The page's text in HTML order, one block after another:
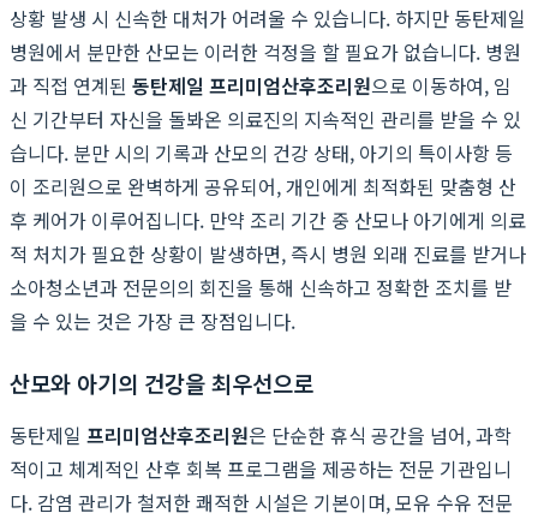
상황 발생 시 신속한 대처가 어려울 수 있습니다. 하지만 동탄제일
병원에서 분만한 산모는 이러한 걱정을 할 필요가 없습니다. 병원
과 직접 연계된 동탄제일 프리미엄산후조리원으로 이동하여, 임
신 기간부터 자신을 돌봐온 의료진의 지속적인 관리를 받을 수 있
습니다. 분만 시의 기록과 산모의 건강 상태, 아기의 특이사항 등
이 조리원으로 완벽하게 공유되어, 개인에게 최적화된 맞춤형 산
후 케어가 이루어집니다. 만약 조리 기간 중 산모나 아기에게 의료
적 처치가 필요한 상황이 발생하면, 즉시 병원 외래 진료를 받거나
소아청소년과 전문의의 회진을 통해 신속하고 정확한 조치를 받
을 수 있는 것은 가장 큰 장점입니다.
산모와 아기의 건강을 최우선으로
동탄제일 프리미엄산후조리원은 단순한 휴식 공간을 넘어, 과학
적이고 체계적인 산후 회복 프로그램을 제공하는 전문 기관입니
다. 감염 관리가 철저한 쾌적한 시설은 기본이며, 모유 수유 전문